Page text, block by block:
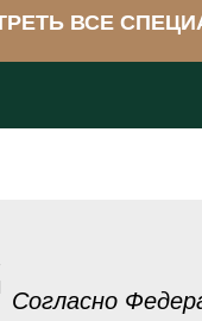
ВСЕ
Согласно